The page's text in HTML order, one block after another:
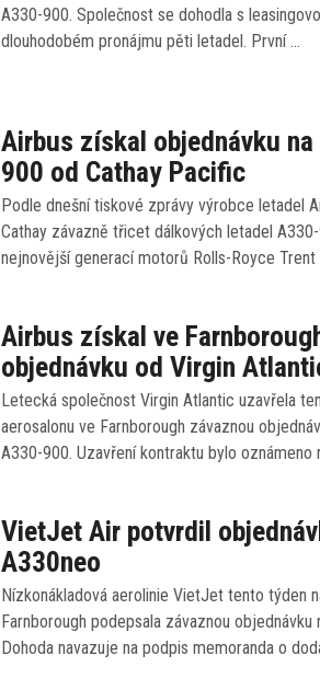
A330-900. Společnost se dohodla s
dlouhodobém pronájmu pěti letadel. První …
Airbus získal objednávku
900 od Cathay Pacific
Podle dnešní tiskové zprávy výrobce letadel
Cathay závazně třicet dálkových letadel
nejnovější generací motorů Rolls-Royce Trent …
Airbus získal ve
objednávku od Virgin
Letecká společnost Virgin Atlantic uzavřela
aerosalonu ve Farnborough závaznou
A330-900. Uzavření kontraktu bylo oznámeno
VietJet Air potvrdil
A330neo
Nízkonákladová aerolinie VietJet tento týden
Farnborough podepsala závaznou
Dohoda navazuje na podpis memoranda o